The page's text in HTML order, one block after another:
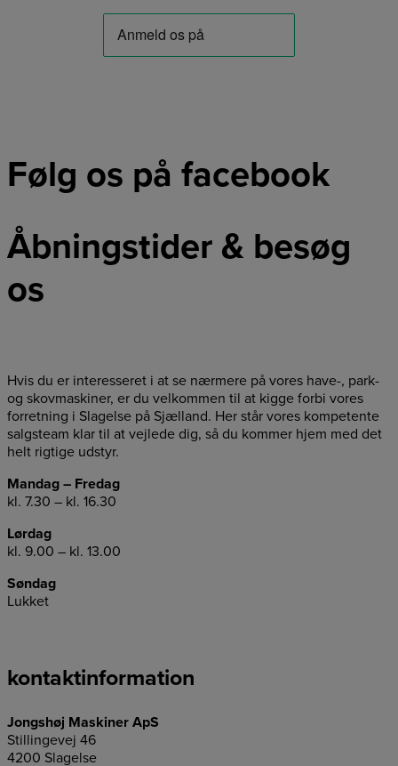
Følg os på facebook
Åbningstider & besøg
os
Hvis du er interesseret i at se nærmere på vores have-, park-
og skovmaskiner, er du velkommen til at kigge forbi vores
forretning i Slagelse på Sjælland. Her står vores kompetente
salgsteam klar til at vejlede dig, så du kommer hjem med det
helt rigtige udstyr.
Mandag – Fredag
kl. 7.30 – kl. 16.30
Lørdag
kl. 9.00 – kl. 13.00
Søndag
Lukket
kontaktinformation
Jongshøj Maskiner ApS
Stillingevej 46
4200 Slagelse